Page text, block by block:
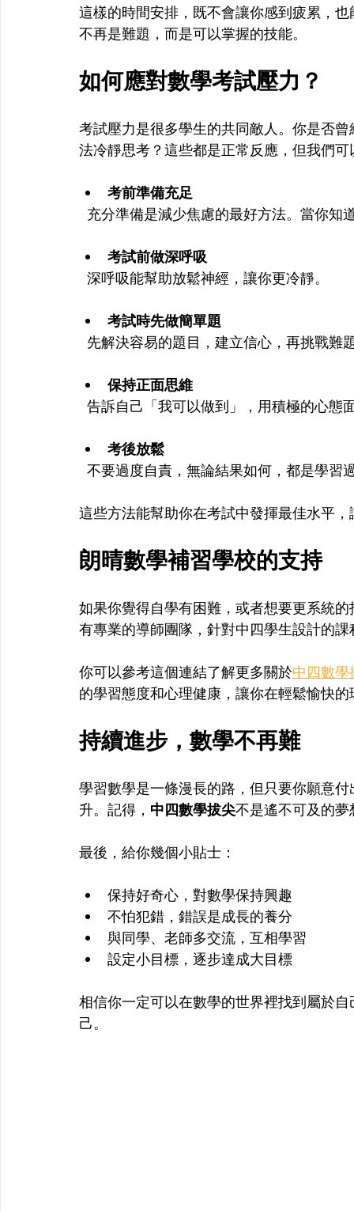
這樣的時間安排，既不會讓你感到疲累，
不再是難題，而是可以掌握的技能。
如何應對數學考試壓力？
考試壓力是很多學生的共同敵人。你是否
法冷靜思考？這些都是正常反應，但我們
考前準備充足
充分準備是減少焦慮的最好方法。當你
考試前做深呼吸
  深呼吸能幫助放鬆神經，讓你更冷靜。
考試時先做簡單題
先解決容易的題目，建立信心，再挑戰難
保持正面思維
告訴自己「我可以做到」，用積極的心態
考後放鬆
不要過度自責，無論結果如何，都是學習
這些方法能幫助你在考試中發揮最佳水平
朗晴數學補習學校的支持
如果你覺得自學有困難，或者想要更系統
有專業的導師團隊，針對中四學生設計的
你可以參考這個連結了解更多關於中四數學
的學習態度和心理健康，讓你在輕鬆愉快
持續進步，數學不再難
學習數學是一條漫長的路，但只要你願意
升。記得， 中四數學拔尖不是遙不可及的
最後，給你幾個小貼士：
保持好奇心，對數學保持興趣
不怕犯錯，錯誤是成長的養分
與同學、老師多交流，互相學習
設定小目標，逐步達成大目標
相信你一定可以在數學的世界裡找到屬於
己。